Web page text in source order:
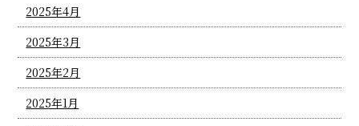
2025年4月
2025年3月
2025年2月
2025年1月